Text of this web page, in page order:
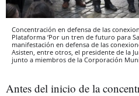
Concentración en defensa de las
Plataforma ‘Por un tren de futuro para
manifestación en defensa de las
Asisten, entre otros, el presidente de la
junto a miembros de la Corporación
Antes del inicio de la